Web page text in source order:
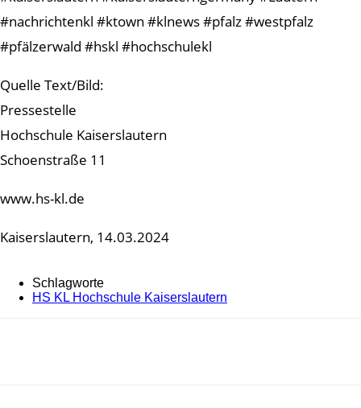
#nachrichtenkl #ktown #klnews #pfalz #westpfalz
#pfälzerwald #hskl #hochschulekl
Quelle Text/Bild:
Pressestelle
Hochschule Kaiserslautern
Schoenstraße 11
www.hs-kl.de
Kaiserslautern, 14.03.2024
Schlagworte
HS KL Hochschule Kaiserslautern